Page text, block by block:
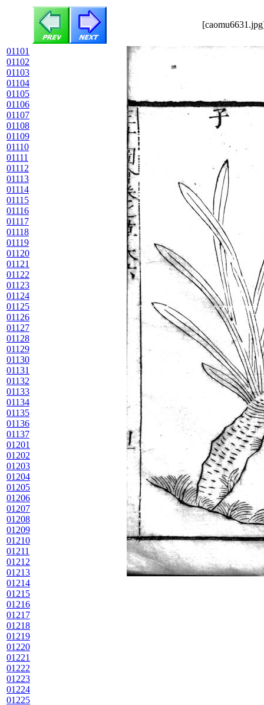
01101
01102
01103
01104
01105
01106
01107
01108
01109
01110
01111
01112
01113
01114
01115
01116
01117
01118
01119
01120
01121
01122
01123
01124
01125
01126
01127
01128
01129
01130
01131
01132
01133
01134
01135
01136
01137
01201
01202
01203
01204
01205
01206
01207
01208
01209
01210
01211
01212
01213
01214
01215
01216
01217
01218
01219
01220
01221
01222
01223
01224
01225